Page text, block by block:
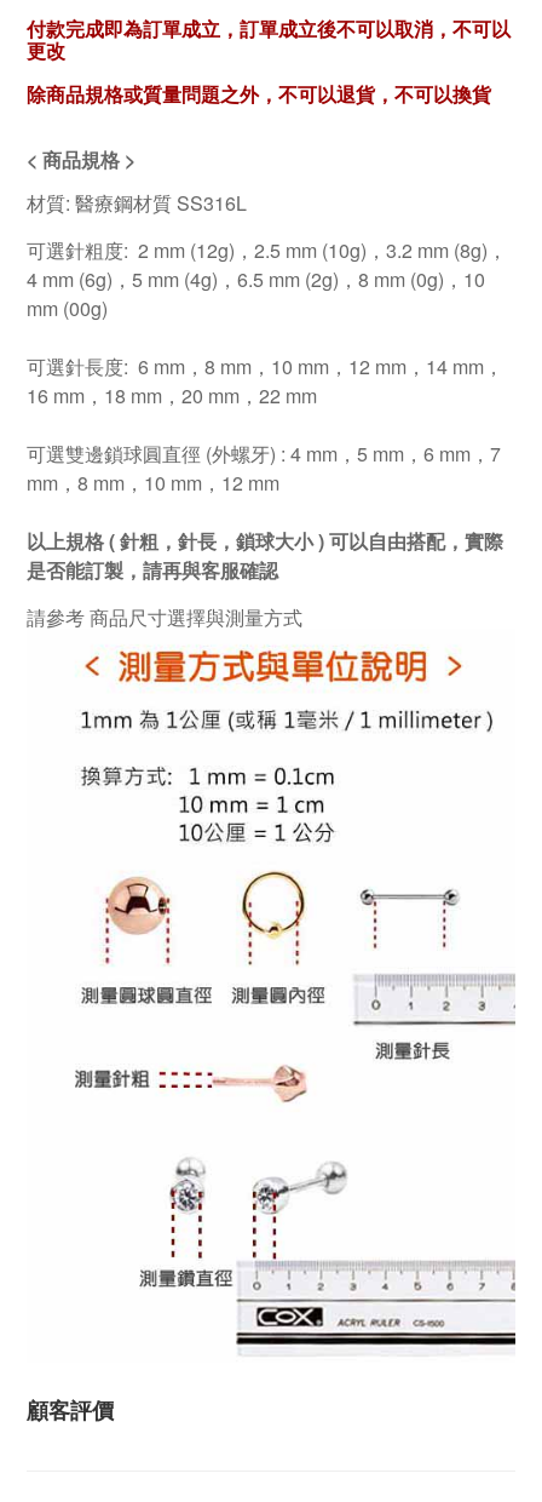
付款完成即為訂單成立，訂單成立後不可以取消，不可以
更改
除商品規格或質量問題之外，不可以退貨，不可以換貨
< 商品規格 >
材質: 醫療鋼材質 SS316L
可選針粗度: 2 mm (12g)，2.5 mm (10g)，3.2 mm (8g)，
4 mm (6g)，5 mm (4g)，6.5 mm (2g)，8 mm (0g)，10
mm (00g)
可選針長度: 6 mm，8 mm，10 mm，12 mm，14 mm，
16 mm，18 mm，20 mm，22 mm
可選雙邊鎖球圓直徑 (外螺牙) : 4 mm，5 mm，6 mm，7
mm，8 mm，10 mm，12 mm
以上規格 ( 針粗，針長，鎖球大小 ) 可以自由搭配，實際
是否能訂製，請再與客服確認
請參考商品尺寸選擇與測量方式
顧客評價